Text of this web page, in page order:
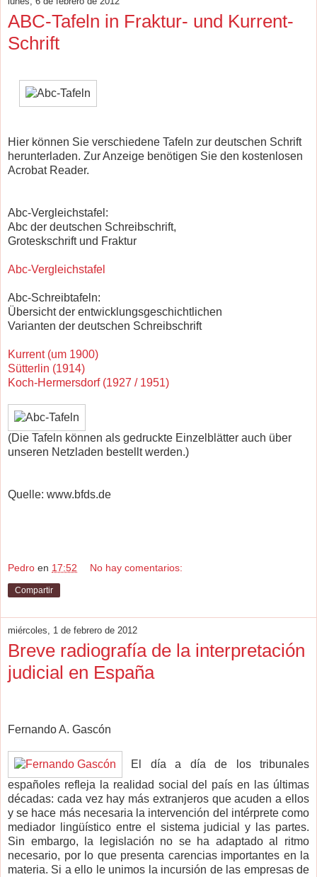
ABC-Tafeln in Fraktur- und Kurrent-
Schrift
Hier können Sie verschiedene Tafeln zur deutschen Schrift
herunterladen. Zur Anzeige benötigen Sie den kostenlosen
Acrobat Reader.
Abc-Vergleichstafel:
Abc der deutschen Schreibschrift,
Groteskschrift und Fraktur
Abc-Vergleichstafel
Abc-Schreibtafeln:
Übersicht der entwicklungsgeschichtlichen
Varianten der deutschen Schreibschrift
Kurrent (um 1900)
Sütterlin (1914)
Koch-Hermersdorf (1927 / 1951)
(Die Tafeln können als gedruckte Einzelblätter auch über
unseren Netzladen bestellt werden.)
Quelle: www.bfds.de
Pedro en 17:52 No hay comentarios:
Compartir
miércoles, 1 de febrero de 2012
Breve radiografía de la interpretación
judicial en España
Fernando A. Gascón
El día a día de los tribunales
españoles refleja la realidad social del país en las últimas
décadas: cada vez hay más extranjeros que acuden a ellos
y se hace más necesaria la intervención del intérprete como
mediador lingüístico entre el sistema judicial y las partes.
Sin embargo, la legislación no se ha adaptado al ritmo
necesario, por lo que presenta carencias importantes en la
materia. Si a ello le unimos la incursión de las empresas de